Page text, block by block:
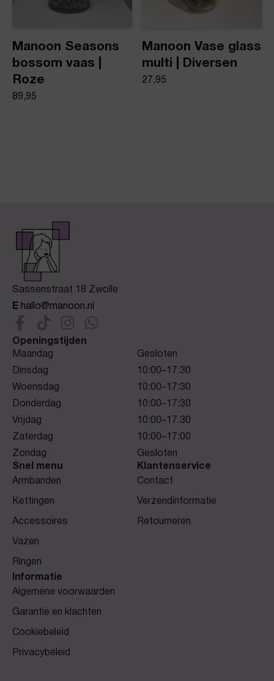
Manoon Seasons
bossom vaas |
Roze
89,95
Manoon Vase glass
multi | Diversen
27,95
Sassenstraat 18 Zwolle
E hallo@manoon.nl
Openingstijden
Maandag
Gesloten
Dinsdag
10:00–17:30
Woensdag
10:00–17:30
Donderdag
10:00–17:30
Vrijdag
10:00–17.30
Zaterdag
10:00–17:00
Zondag
Gesloten
Snel menu
Armbanden
Kettingen
Accessoires
Vazen
Ringen
Klantenservice
Contact
Verzendinformatie
Retourneren
Informatie
Algemene voorwaarden
Garantie en klachten
Cookiebeleid
Privacybeleid